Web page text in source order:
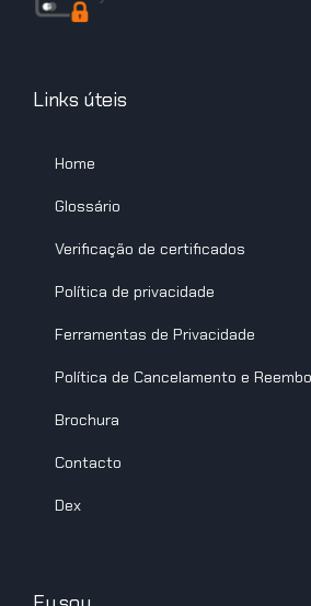
Links úteis
Home
Glossário
Verificação de certificados
Política de privacidade
Ferramentas de Privacidade
Política de Cancelamento e
Brochura
Contacto
Dex